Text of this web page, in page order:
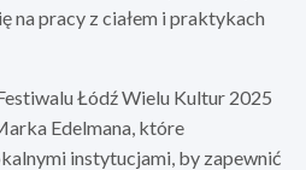
na pracy z ciałem i praktykach
Łódź Wielu Kultur 2025
Edelmana, które
instytucjami, by zapewnić